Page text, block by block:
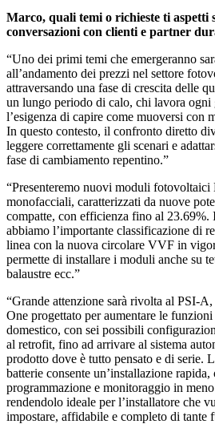
Marco, quali temi o richieste ti aspetti
conversazioni con clienti e partner
“Uno dei primi temi che emergeranno
all’andamento dei prezzi nel settore
attraversando una fase di crescita delle
un lungo periodo di calo, chi lavora ogni
l’esigenza di capire come muoversi con
In questo contesto, il confronto diretto
leggere correttamente gli scenari e
fase di cambiamento repentino.”
“Presenteremo nuovi moduli
monofacciali, caratterizzati da nuove
compatte, con efficienza fino al 23.69%.
abbiamo l’importante classificazione di
linea con la nuova circolare VVF in
permette di installare i moduli anche su
balaustre ecc.”
“Grande attenzione sarà rivolta al PSI-
One progettato per aumentare le
domestico, con sei possibili
al retrofit, fino ad arrivare al sistema
prodotto dove è tutto pensato e di serie.
batterie consente un’installazione
programmazione e monitoraggio in
rendendolo ideale per l’installatore che
impostare, affidabile e completo di tante